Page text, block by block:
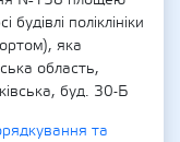
поліклініки
яка
область,
буд. 30-Б
та